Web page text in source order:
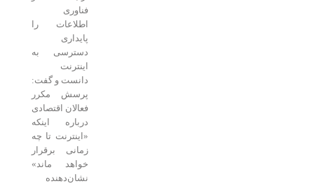
اطلاعات را
دسترسی به
دانست و گفت:
پرسش مکرر
فعالان اقتصادی
درباره اینکه
«اینترنت تا چه
زمانی برقرار
خواهد ماند»
نشان‌دهنده